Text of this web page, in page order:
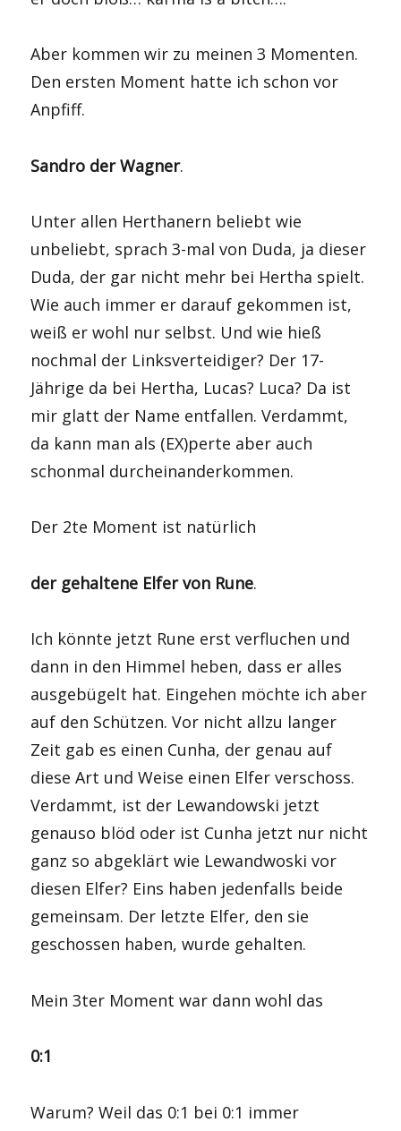
Aber kommen wir zu meinen 3 Momenten.
Den ersten Moment hatte ich schon vor
Anpfiff.
Sandro der Wagner.
Unter allen Herthanern beliebt wie
unbeliebt, sprach 3-mal von Duda, ja dieser
Duda, der gar nicht mehr bei Hertha spielt.
Wie auch immer er darauf gekommen ist,
weiß er wohl nur selbst. Und wie hieß
nochmal der Linksverteidiger? Der 17-
Jährige da bei Hertha, Lucas? Luca? Da ist
mir glatt der Name entfallen. Verdammt,
da kann man als (EX)perte aber auch
schonmal durcheinanderkommen.
Der 2te Moment ist natürlich
der gehaltene Elfer von Rune.
Ich könnte jetzt Rune erst verfluchen und
dann in den Himmel heben, dass er alles
ausgebügelt hat. Eingehen möchte ich aber
auf den Schützen. Vor nicht allzu langer
Zeit gab es einen Cunha, der genau auf
diese Art und Weise einen Elfer verschoss.
Verdammt, ist der Lewandowski jetzt
genauso blöd oder ist Cunha jetzt nur nicht
ganz so abgeklärt wie Lewandwoski vor
diesen Elfer? Eins haben jedenfalls beide
gemeinsam. Der letzte Elfer, den sie
geschossen haben, wurde gehalten.
Mein 3ter Moment war dann wohl das
0:1
Warum? Weil das 0:1 bei 0:1 immer